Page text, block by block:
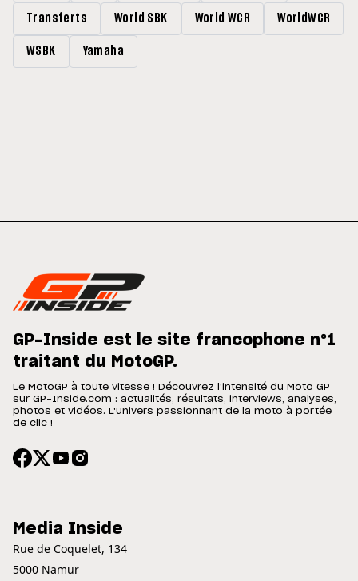
Transferts World SBK World WCR WorldWCR
WSBK Yamaha
GP-Inside est le site francophone n°1
traitant du MotoGP.
Le MotoGP à toute vitesse ! Découvrez l'intensité du Moto GP
sur GP-Inside.com : actualités, résultats, interviews, analyses,
photos et vidéos. L'univers passionnant de la moto à portée
de clic !
Media Inside
Rue de Coquelet, 134
5000 Namur